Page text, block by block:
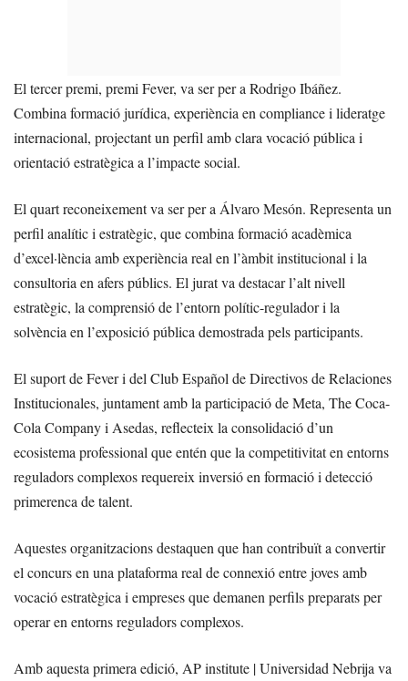
El tercer premi, premi Fever, va ser per a Rodrigo Ibáñez.
Combina formació jurídica, experiència en compliance i lideratge
internacional, projectant un perfil amb clara vocació pública i
orientació estratègica a l’impacte social.
El quart reconeixement va ser per a Álvaro Mesón. Representa un
perfil analític i estratègic, que combina formació acadèmica
d’excel·lència amb experiència real en l’àmbit institucional i la
consultoria en afers públics. El jurat va destacar l’alt nivell
estratègic, la comprensió de l’entorn polític-regulador i la
solvència en l’exposició pública demostrada pels participants.
El suport de Fever i del Club Español de Directivos de Relaciones
Institucionales, juntament amb la participació de Meta, The Coca-
Cola Company i Asedas, reflecteix la consolidació d’un
ecosistema professional que entén que la competitivitat en entorns
reguladors complexos requereix inversió en formació i detecció
primerenca de talent.
Aquestes organitzacions destaquen que han contribuït a convertir
el concurs en una plataforma real de connexió entre joves amb
vocació estratègica i empreses que demanen perfils preparats per
operar en entorns reguladors complexos.
Amb aquesta primera edició, AP institute | Universidad Nebrija va